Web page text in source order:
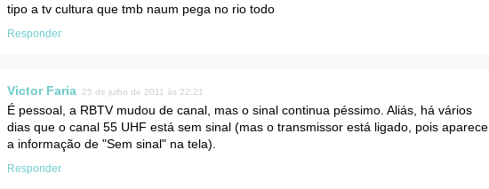
tipo a tv cultura que tmb naum pega no rio todo
Responder
Victor Faria 25 de julho de 2011 às 22:21
É pessoal, a RBTV mudou de canal, mas o sinal continua péssimo. Aliás, há vários
dias que o canal 55 UHF está sem sinal (mas o transmissor está ligado, pois aparece
a informação de "Sem sinal" na tela).
Responder